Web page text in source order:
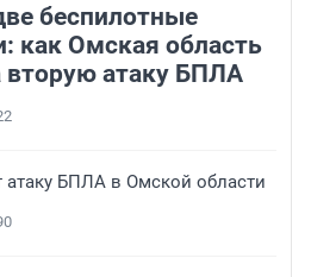
беспилотные
как Омская область
вторую атаку БПЛА
атаку БПЛА в Омской области